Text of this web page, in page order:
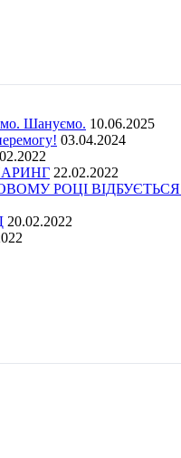
Шануємо. 10.06.2025
03.04.2024
22.02.2022
РОЦІ ВІДБУЄТЬСЯ
20.02.2022